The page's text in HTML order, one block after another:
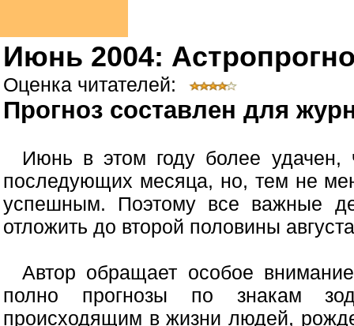
Июнь 2004:
Оценка читателей:
Прогноз составлен для
Июнь в этом году более
последующих месяца, но, тем не
успешным. Поэтому все важные
отложить до второй половины
Автор обращает особое
полно прогнозы по знакам
происходящим в жизни людей,